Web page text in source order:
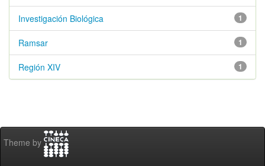
1
Investigación Biológica
1
Ramsar
1
Región XIV
Theme by